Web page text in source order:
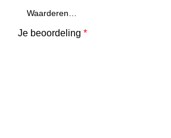
Je beoordeling *